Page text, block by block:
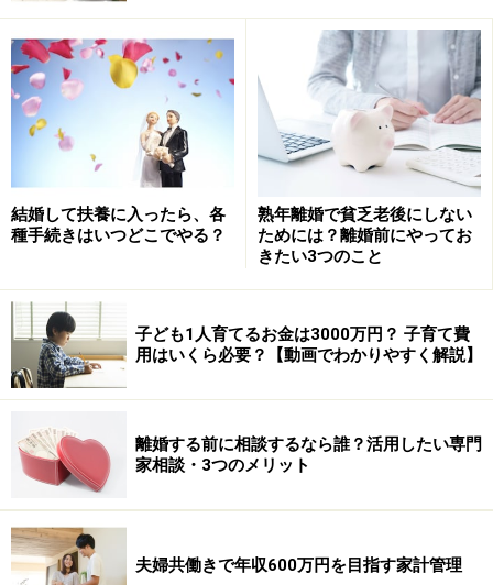
また、敷金の金額で修繕ができない場合は、退去時にお
金を要求されることもあるのでご注意を。最近では、敷
あります。これらの物件では、借りる時は得をしたと思
っていても、退去時に修繕費を請求され、結局は同じと
いうことにもなりかねません。
●礼金
「礼金」は読んで字の如く、家主さんへの「お礼」の意
味のお金です。もちろんお礼ですから、退去時に返って
来るお金ではありません。 「礼金」は家賃の1～2カ月分
が平均的です。
結婚して扶養に入ったら、各
種手続きはいつどこでやる？
熟年離婚で貧乏老後にしない
ためには？離婚前にやってお
きたい3つのこと
子ども1人育てるお金は3000万円？ 子育て費
用はいくら必要？【動画でわかりやすく解説】
離婚する前に相談するなら誰？活用したい専門
家相談・3つのメリット
夫婦共働きで年収600万円を目指す家計管理